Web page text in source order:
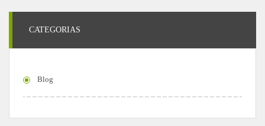
CATEGORIAS
Blog